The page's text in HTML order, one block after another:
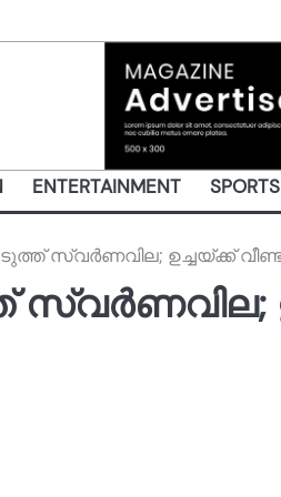
ENTERTAINMENT SPORTS
സ്വർണവില; ഉച്ചയ്ക്ക്
സ്വർണവില;